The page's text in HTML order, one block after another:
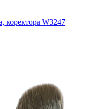
коректора W3247